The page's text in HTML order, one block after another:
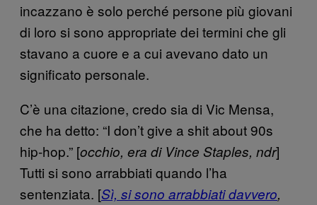
incazzano è solo perché persone più giovani
di loro si sono appropriate dei termini che gli
stavano a cuore e a cui avevano dato un
significato personale.
C’è una citazione, credo sia di Vic Mensa,
che ha detto: “I don’t give a shit about 90s
hip-hop.” [occhio, era di Vince Staples, ndr]
Tutti si sono arrabbiati quando l’ha
sentenziata. [Sì, si sono arrabbiati davvero,